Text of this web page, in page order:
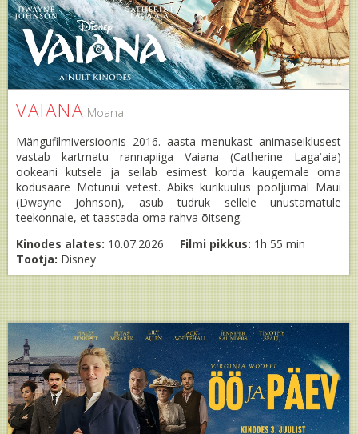
VAIANA Moana
Mängufilmiversioonis 2016. aasta menukast animaseiklusest
vastab kartmatu rannapiiga Vaiana (Catherine Lagaʻaia)
ookeani kutsele ja seilab esimest korda kaugemale oma
kodusaare Motunui vetest. Abiks kurikuulus pooljumal Maui
(Dwayne Johnson), asub tüdruk sellele unustamatule
teekonnale, et taastada oma rahva õitseng.
Kinodes alates: 10.07.2026 Filmi pikkus: 1h 55 min
Tootja: Disney